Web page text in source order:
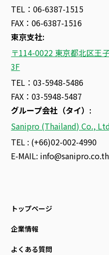
TEL：06-6387-1515
FAX：06-6387-1516
東京支社:
〒114-0022 東京都北区王
3F
TEL：03-5948-5486
FAX：03-5948-5487
グループ会社（タイ） :
Sanipro (Thailand) Co.,
TEL : (+66)02-002-4990
E-MAIL: info@sanipro.co.th
トップページ
企業情報
よくある質問